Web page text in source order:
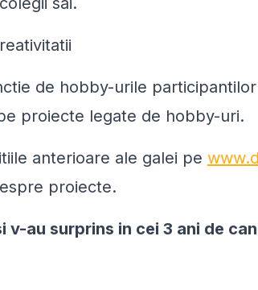
de hobby-urile
proiecte legate de hobby-uri.
anterioare ale galei pe
proiecte.
au surprins in cei 3 ani de